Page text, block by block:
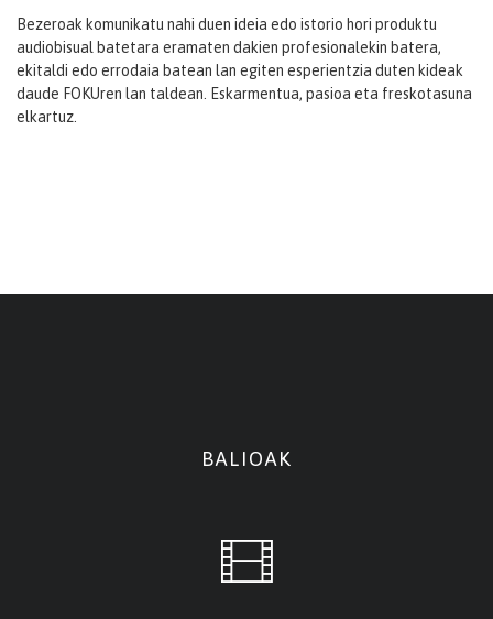
Bezeroak komunikatu nahi duen ideia edo istorio hori produktu
audiobisual batetara eramaten dakien profesionalekin batera,
ekitaldi edo errodaia batean lan egiten esperientzia duten kideak
daude FOKUren lan taldean. Eskarmentua, pasioa eta freskotasuna
elkartuz.
BALIOAK